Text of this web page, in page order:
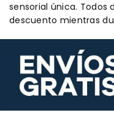
sensorial única. Todos
descuento mientras